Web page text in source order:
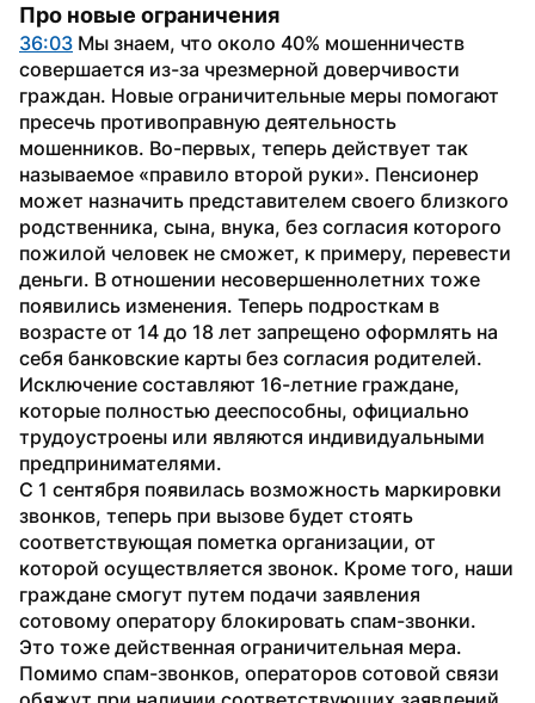
Про новые ограничения
36:03 Мы знаем, что около 40% мошенничеств
совершается из-за чрезмерной доверчивости
граждан. Новые ограничительные меры помогают
пресечь противоправную деятельность
мошенников. Во-первых, теперь действует так
называемое «правило второй руки». Пенсионер
может назначить представителем своего близкого
родственника, сына, внука, без согласия которого
пожилой человек не сможет, к примеру, перевести
деньги. В отношении несовершеннолетних тоже
появились изменения. Теперь подросткам в
возрасте от 14 до 18 лет запрещено оформлять на
себя банковские карты без согласия родителей.
Исключение составляют 16-летние граждане,
которые полностью дееспособны, официально
трудоустроены или являются индивидуальными
предпринимателями.
С 1 сентября появилась возможность маркировки
звонков, теперь при вызове будет стоять
соответствующая пометка организации, от
которой осуществляется звонок. Кроме того, наши
граждане смогут путем подачи заявления
сотовому оператору блокировать спам-звонки.
Это тоже действенная ограничительная мера.
Помимо спам-звонков, операторов сотовой связи